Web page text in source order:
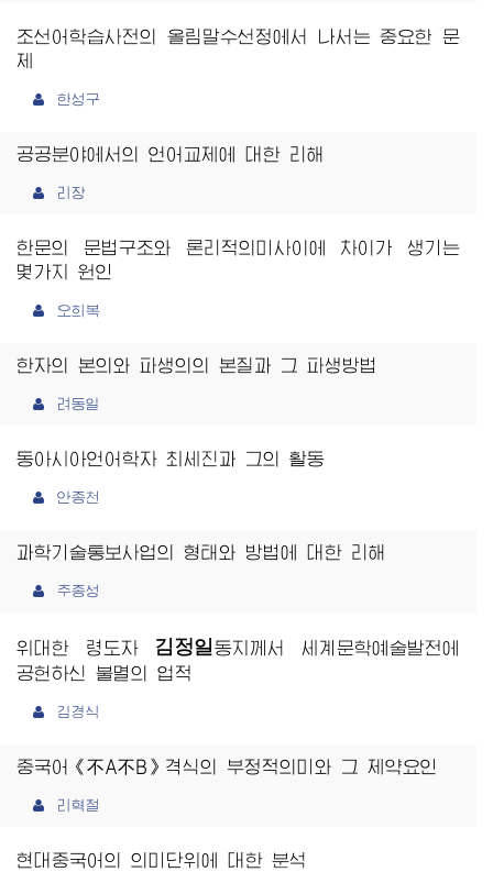
조선어학습사전의 올림말수선정에서 나서는 중요한 문
제
한성구
공공분야에서의 언어교제에 대한 리해
리장
한문의 문법구조와 론리적의미사이에 차이가 생기는
몇가지 원인
오희복
한자의 본의와 파생의의 본질과 그 파생방법
려동일
동아시아언어학자 최세진과 그의 활동
안종천
과학기술통보사업의 형태와 방법에 대한 리해
주종성
위대한 령도자 김정일동지 께서 세계문학예술발전에
공헌하신 불멸의 업적
김경식
중국어《不A不B》격식의 부정적의미와 그 제약요인
리혁철
현대중국어의 의미단위에 대한 분석